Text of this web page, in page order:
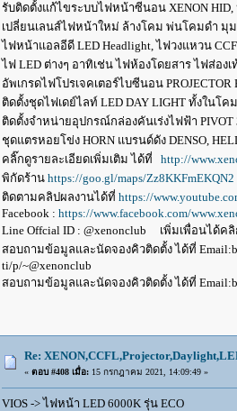
รับติดตั้งแก้ไขระบบไฟหน้าซีนอน XENON
เปลี่ยนเลนส์ไฟหน้าใหม่ ล้างโคม พ่นโคมดำ มุ
ไฟหน้าแอลอีดี LED Headlight, ไฟวงแหวน
ไฟ LED ต่างๆ อาทิเช่น ไฟห้องโดยสาร ไฟส่อ
อัพเกรดไฟโปรเจคเตอร์ไบซีนอน
ติดตั้งชุดไฟเดย์ไลท์ LED DAY LIGHT ทั้งในโ
ติดตั้งจำหน่ายอุปกรณ์กล่องคันเร่งไฟฟ้า PIVOT
ชุดแตรหอยโข่ง HORN แบรนด์ดัง DENSO,
คลิ๊กดูรายละเอียดเพิ่มเติม ได้ที่ http://
พิกัดร้าน https://goo.gl/maps/Zz8KKFmEKQN2
ติดตามคลิปผลงานได้ที่ https://
Facebook : https://www.facebook.com/
Line Offcial ID : @xenonclub เพิ่มเพื่อนได้ค
สอบถามข้อมูลและนัดจองคิวติดตั้ง ได้ที่
ti/p/~@xenonclub
สอบถามข้อมูลและนัดจองคิวติดตั้ง ได้ที่
Re:
« ตอบ #408 เมื่อ:15 กรกฎาคม 2021, 14:09:49 »
VIOS -> ไฟหน้า LED 6000K รุ่น ECO